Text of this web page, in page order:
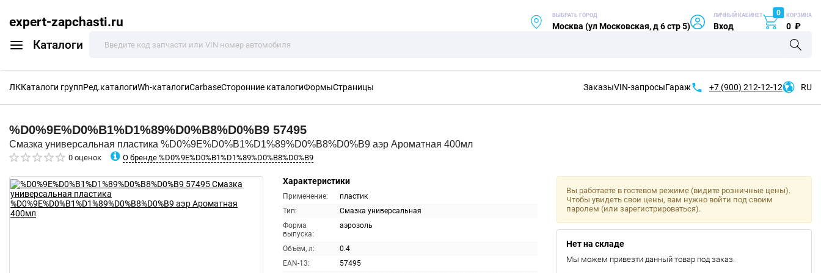
expert-zapchasti.ru
Каталоги
ВЫБРАТЬ ГОРОД
Москва (ул Московская, д 6 стр 5)
ЛИЧНЫЙ КАБИНЕТ
Вход
0 КОРЗИНА
0 ₽
ЛККаталоги группРед.каталогиWh-каталогиCarbaseСторонние каталогиФормыСтраницы ЗаказыVIN-запросыГараж +7 (900) 212-12-12 RU
%D0%9E%D0%B1%D1%89%D0%B8%D0%B9 57495
Смазка универсальная пластика %D0%9E%D0%B1%D1%89%D0%B8%D0%B9 аэр Ароматная 400мл
0 оценок О бренде %D0%9E%D0%B1%D1%89%D0%B8%D0%B9
Характеристики
Применение:
пластик
Тип:
Смазка универсальная
Форма
выпуска:
аэрозоль
Объём, л:
0.4
EAN-13:
57495
Вы работаете в гостевом режиме (видите розничные цены).
Чтобы увидеть свои цены, вам нужно войти под своим
паролем (или зарегистрироваться).
Нет на складе
Мы можем привезти данный товар под заказ.